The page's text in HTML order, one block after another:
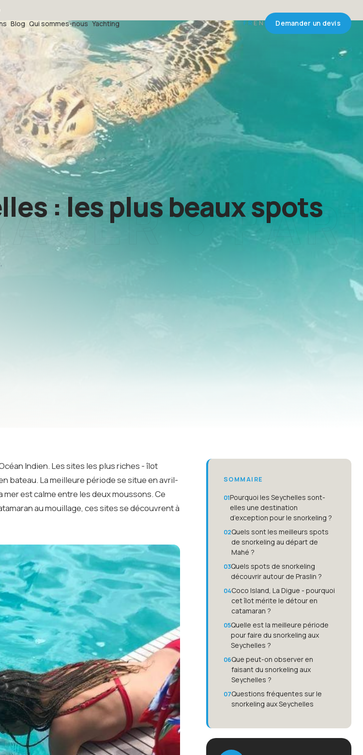
Blog Qui sommes-nous Yachting FREN Demander un devis
: les plus beaux spots
Indien. Les sites les plus riches - îlot
bateau. La meilleure période se situe en avril-
est calme entre les deux moussons. Ce
au mouillage, ces sites se découvrent à
SOMMAIRE
Pourquoi les Seychelles sont-
elles une destination
d’exception pour le snorkeling ?
Quels sont les meilleurs spots
de snorkeling au départ de
Mahé ?
Quels spots de snorkeling
découvrir autour de Praslin ?
Coco Island, La Digue - pourquoi
cet îlot mérite le détour en
catamaran ?
Quelle est la meilleure période
pour faire du snorkeling aux
Seychelles ?
Que peut-on observer en
faisant du snorkeling aux
Seychelles ?
Questions fréquentes sur le
snorkeling aux Seychelles